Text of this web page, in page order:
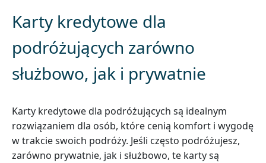
Karty kredytowe dla
podróżujących zarówno
służbowo, jak i prywatnie
Karty kredytowe dla podróżujących są idealnym
rozwiązaniem dla osób, które cenią komfort i wygodę
w trakcie swoich podróży. Jeśli często podróżujesz,
zarówno prywatnie, jak i służbowo, te karty są